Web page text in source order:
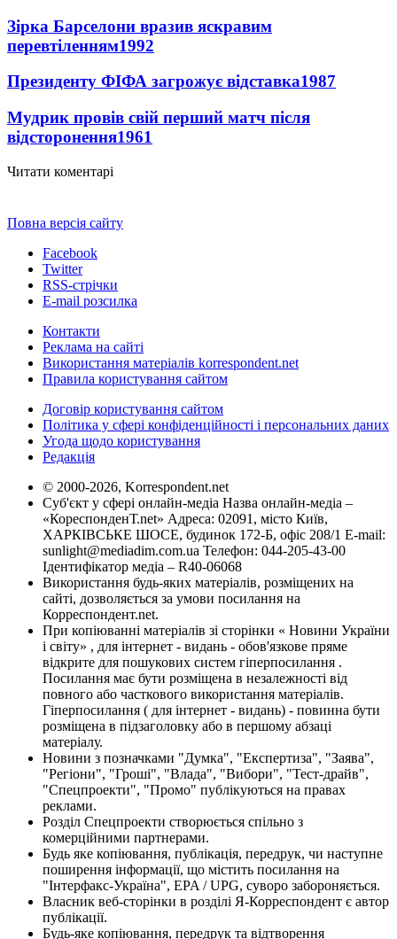
Зірка Барселони вразив яскравим
перевтіленням1992
Президенту ФІФА загрожує відставка1987
Мудрик провів свій перший матч після
відсторонення1961
Читати коментарі
Повна версія сайту
Facebook
Twitter
RSS-стрічки
E-mail розсилка
Контакти
Реклама на сайті
Використання матеріалів korrespondent.net
Правила користування сайтом
Договір користування сайтом
Політика у сфері конфіденційності і персональних даних
Угода щодо користування
Редакція
© 2000-2026, Korrespondent.net
Суб'єкт у сфері онлайн-медіа Назва онлайн-медіа –
«КореспонденТ.net» Адреса: 02091, місто Київ,
ХАРКІВСЬКЕ ШОСЕ, будинок 172-Б, офіс 208/1 E-mail:
sunlight@mediadim.com.ua Телефон: 044-205-43-00
Ідентифікатор медіа – R40-06068
Використання будь-яких матеріалів, розміщених на
сайті, дозволяється за умови посилання на
Корреспондент.net.
При копіюванні матеріалів зі сторінки « Новини України
і світу» , для інтернет - видань - обов'язкове пряме
відкрите для пошукових систем гіперпосилання .
Посилання має бути розміщена в незалежності від
повного або часткового використання матеріалів.
Гіперпосилання ( для інтернет - видань) - повинна бути
розміщена в підзаголовку або в першому абзаці
матеріалу.
Новини з позначками "Думка", "Експертиза", "Заява",
"Регіони", "Гроші", "Влада", "Вибори", "Тест-драйв",
"Спецпроекти", "Промо" публікуються на правах
реклами.
Розділ Спецпроекти створюється спільно з
комерційними партнерами.
Будь яке копіювання, публікація, передрук, чи наступне
поширення інформації, що містить посилання на
"Інтерфакс-Україна", EPA / UPG, суворо забороняється.
Власник веб-сторінки в розділі Я-Корреспондент є автор
публікації.
Будь-яке копіювання, передрук та відтворення